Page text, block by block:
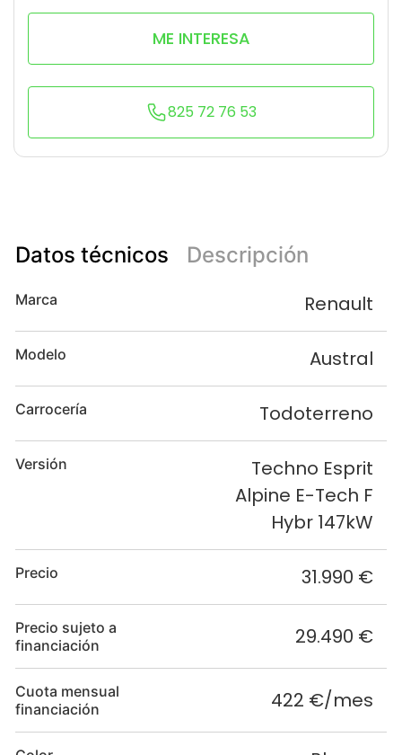
ME INTERESA
825 72 76 53
Datos técnicos Descripción
Marca Renault
Modelo Austral
Carrocería Todoterreno
Versión
Techno Esprit
Alpine E-Tech F
Hybr 147kW
Precio 31.990 €
Precio sujeto a
financiación
29.490 €
Cuota mensual
financiación
422 €/mes